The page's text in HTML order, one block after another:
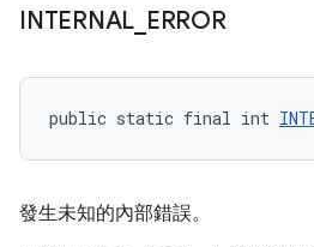
INTERNAL ERROR
public static final int
發生未知的內部錯誤。